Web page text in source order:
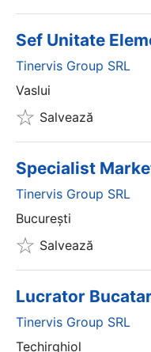
Sef Unitate
Tinervis Group SRL
Vaslui
Salvează
Specialist
Tinervis Group SRL
București
Salvează
Lucrator
Tinervis Group SRL
Techirghiol